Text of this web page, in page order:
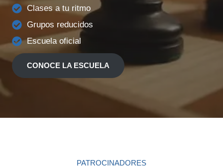
Clases a tu ritmo
Grupos reducidos
Escuela oficial
CONOCE LA ESCUELA
PATROCINADORES